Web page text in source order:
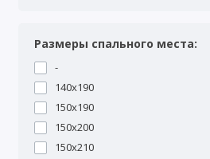
Размеры спального места:
-
140х190
150х190
150х200
150х210